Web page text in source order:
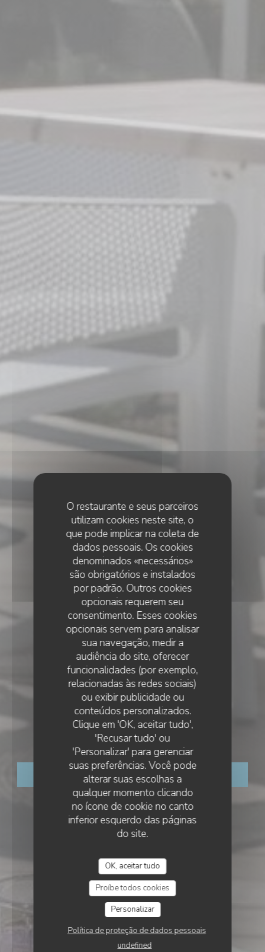
O restaurante e seus parceiros
utilizam cookies neste site, o
que pode implicar na coleta de
dados pessoais. Os cookies
denominados «necessários»
são obrigatórios e instalados
por padrão. Outros cookies
opcionais requerem seu
consentimento. Esses cookies
opcionais servem para analisar
sua navegação, medir a
audiência do site, oferecer
funcionalidades (por exemplo,
relacionadas às redes sociais)
ou exibir publicidade ou
conteúdos personalizados.
Clique em 'OK, aceitar tudo',
'Recusar tudo' ou
'Personalizar' para gerenciar
suas preferências. Você pode
alterar suas escolhas a
qualquer momento clicando
no ícone de cookie no canto
inferior esquerdo das páginas
do site.
OK, aceitar tudo
Proíbe todos cookies
Personalizar
Política de proteção de dados pessoais
undefined
• SAINT PALAIS SUR MER
Le Flandre
RESERVAR UMA MESA
LE FLANDRE